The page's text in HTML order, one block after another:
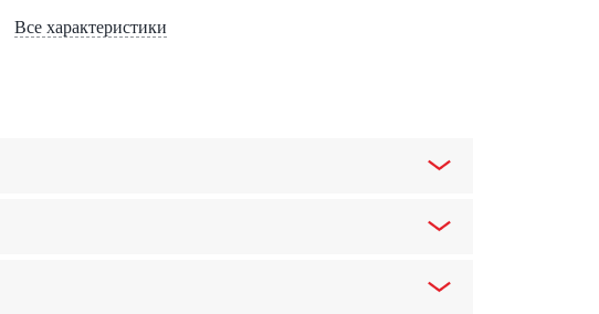
Все характеристики